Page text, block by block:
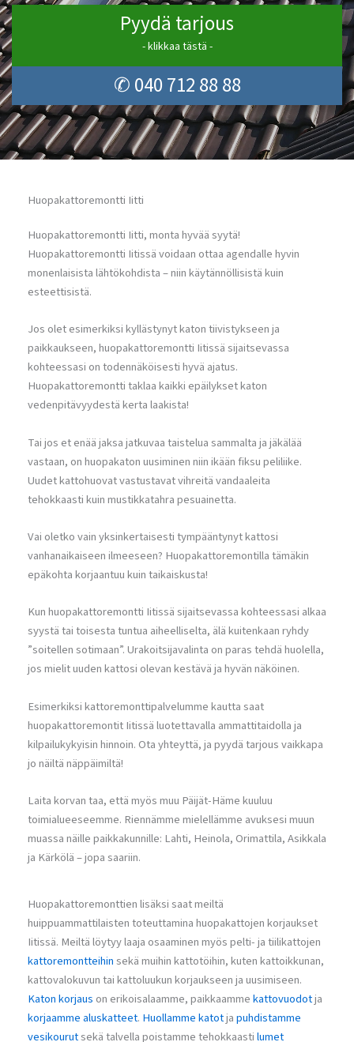
Pyydä tarjous
- klikkaa tästä -
✆ 040 712 88 88
Huopakattoremontti Iitti
Huopakattoremontti Iitti, monta hyvää syytä!
Huopakattoremontti Iitissä voidaan ottaa agendalle hyvin
monenlaisista lähtökohdista – niin käytännöllisistä kuin
esteettisistä.
Jos olet esimerkiksi kyllästynyt katon tiivistykseen ja
paikkaukseen, huopakattoremontti Iitissä sijaitsevassa
kohteessasi on todennäköisesti hyvä ajatus.
Huopakattoremontti taklaa kaikki epäilykset katon
vedenpitävyydestä kerta laakista!
Tai jos et enää jaksa jatkuvaa taistelua sammalta ja jäkälää
vastaan, on huopakaton uusiminen niin ikään fiksu peliliike.
Uudet kattohuovat vastustavat vihreitä vandaaleita
tehokkaasti kuin mustikkatahra pesuainetta.
Vai oletko vain yksinkertaisesti tympääntynyt kattosi
vanhanaikaiseen ilmeeseen? Huopakattoremontilla tämäkin
epäkohta korjaantuu kuin taikaiskusta!
Kun huopakattoremontti Iitissä sijaitsevassa kohteessasi alkaa
syystä tai toisesta tuntua aiheelliselta, älä kuitenkaan ryhdy
”soitellen sotimaan”. Urakoitsijavalinta on paras tehdä huolella,
jos mielit uuden kattosi olevan kestävä ja hyvän näköinen.
Esimerkiksi kattoremonttipalvelumme kautta saat
huopakattoremontit Iitissä luotettavalla ammattitaidolla ja
kilpailukykyisin hinnoin. Ota yhteyttä, ja pyydä tarjous vaikkapa
jo näiltä näppäimiltä!
Laita korvan taa, että myös muu Päijät-Häme kuuluu
toimialueeseemme. Riennämme mielellämme avuksesi muun
muassa näille paikkakunnille: Lahti, Heinola, Orimattila, Asikkala
ja Kärkölä – jopa saariin.
Huopakattoremonttien lisäksi saat meiltä
huippuammattilaisten toteuttamina huopakattojen korjaukset
Iitissä. Meiltä löytyy laaja osaaminen myös pelti- ja tiilikattojen
kattoremontteihinsekä muihin kattotöihin, kuten kattoikkunan,
kattovalokuvun tai kattoluukun korjaukseen ja uusimiseen.
Katon korjaus on erikoisalaamme, paikkaammekattovuodotja
korjaamme aluskatteet. Huollamme katotjapuhdistamme
vesikourutsekä talvella poistamme tehokkaastilumet